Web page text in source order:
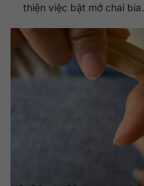
thiện việc bật mở chai bia.